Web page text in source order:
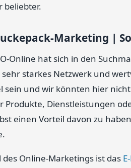
beliebter.
Marketing |
Online hat sich in den
starkes Netzwerk und
sein und wir könnten hier
Produkte, Dienstleistungen
einen Vorteil davon zu
des Online-Marketings ist das